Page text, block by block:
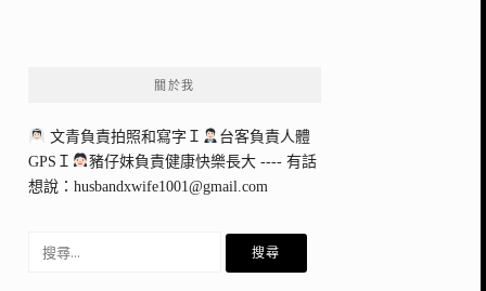
關於我
文青負責拍照和寫字Ｉ
台客負責人體
GPSＩ
豬仔妹負責健康快樂長大 ---- 有話
想說： husbandxwife1001@gmail.com